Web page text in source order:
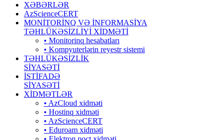
XƏBƏRLƏR
AzScienceCERT
MONİTORİNQ VƏ İNFORMASİYA
TƏHLÜKƏSİZLİYİ XİDMƏTİ
• Monitorinq hesabatları
• Kompyuterlərin reyestr sistemi
TƏHLÜKƏSİZLİK
SİYASƏTİ
İSTİFADƏ
SİYASƏTİ
XİDMƏTLƏR
• AzCloud xidməti
• Hostinq xidməti
• AzScienceCERT
• Eduroam xidməti